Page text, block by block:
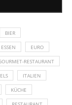
BIER
ESSEN EURO
RESTAURANT
ITALIEN
KÜCHE